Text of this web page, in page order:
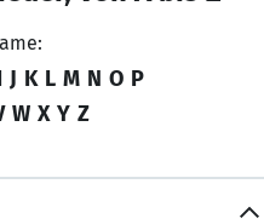
J K L M N O P
W X Y Z